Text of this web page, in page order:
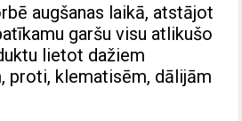
augšanas laikā, atstājot
garšu visu atlikušo
lietot dažiem
proti, klematisēm, dālijām